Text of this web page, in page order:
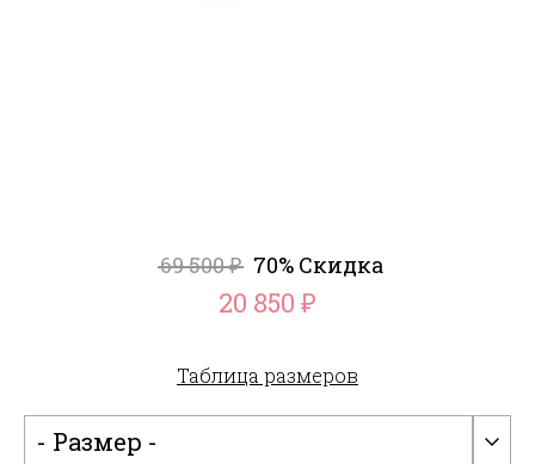
69 500₽ 70% Скидка
20 850 ₽
Таблица размеров
- Размер -